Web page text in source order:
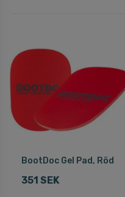
BootDoc Gel Pad, Röd
351 SEK